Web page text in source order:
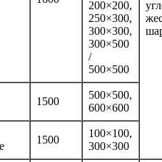
200×200,
250×300,
300×300,
300×500
/
500×500
1500
500×500,
600×600
1500
100×100,
300×300